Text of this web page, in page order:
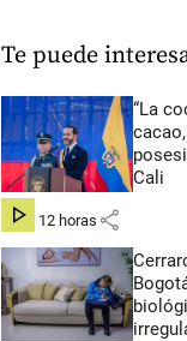
Te puede
“La
Cali
hace 12 horas share